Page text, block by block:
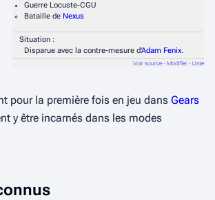
Guerre Locuste-CGU
Bataille de Nexus
Situation :
Disparue avec la contre-mesure d'Adam Fenix.
Voir source - Modifier - Liste
pour la première fois en jeu dans Gears
y être incarnés dans les modes